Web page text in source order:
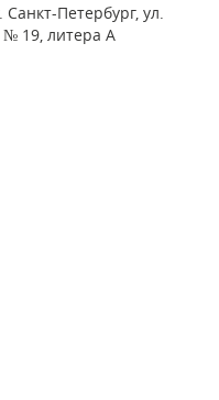
Санкт-Петербург, ул.
№ 19, литера А